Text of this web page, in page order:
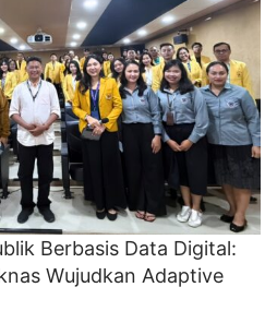
Berbasis Data Digital:
Wujudkan Adaptive